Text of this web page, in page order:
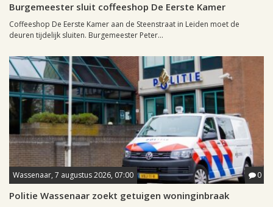
Burgemeester sluit coffeeshop De Eerste Kamer
Coffeeshop De Eerste Kamer aan de Steenstraat in Leiden moet de
deuren tijdelijk sluiten. Burgemeester Peter...
Wassenaar, 7 augustus 2026, 07:00 0
Politie Wassenaar zoekt getuigen woninginbraak